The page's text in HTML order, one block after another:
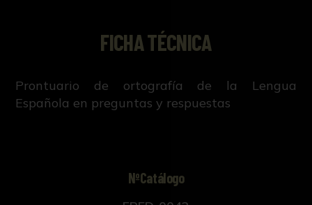
FICHA TÉCNICA
Prontuario de ortografía de la Lengua
Española en preguntas y respuestas
NºCatálogo